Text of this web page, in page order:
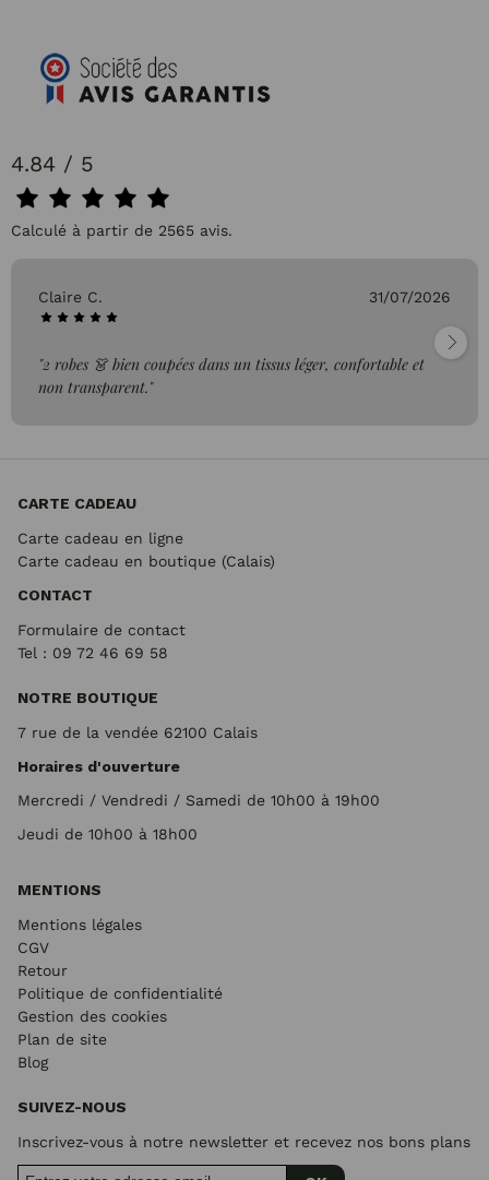
4.84 / 5
Calculé à partir de 2565 avis.
Claire C. 31/07/2026
"2 robes 👗 bien coupées dans un tissus léger, confortable et
non transparent."
CARTE CADEAU
Carte cadeau en ligne
Carte cadeau en boutique (Calais)
CONTACT
Formulaire de contact
Tel : 09 72 46 69 58
NOTRE BOUTIQUE
7 rue de la vendée 62100 Calais
Horaires d'ouverture
Mercredi / Vendredi / Samedi de 10h00 à 19h00
Jeudi de 10h00 à 18h00
MENTIONS
Mentions légales
CGV
Retour
Politique de confidentialité
Gestion des cookies
Plan de site
Blog
SUIVEZ-NOUS
Inscrivez-vous à notre newsletter et recevez nos bons plans